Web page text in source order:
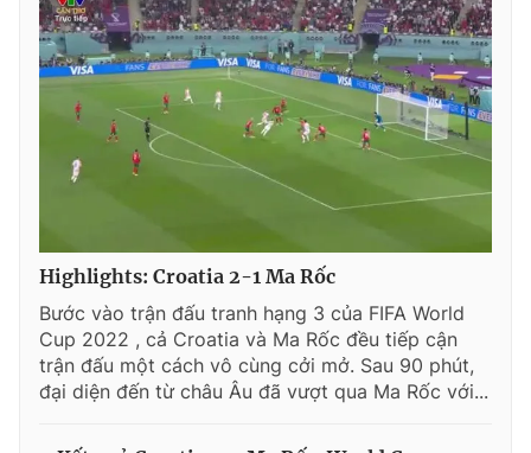
Highlights: Croatia 2-1 Ma Rốc
Bước vào trận đấu tranh hạng 3 của FIFA World
Cup 2022 , cả Croatia và Ma Rốc đều tiếp cận
trận đấu một cách vô cùng cởi mở. Sau 90 phút,
đại diện đến từ châu Âu đã vượt qua Ma Rốc với...